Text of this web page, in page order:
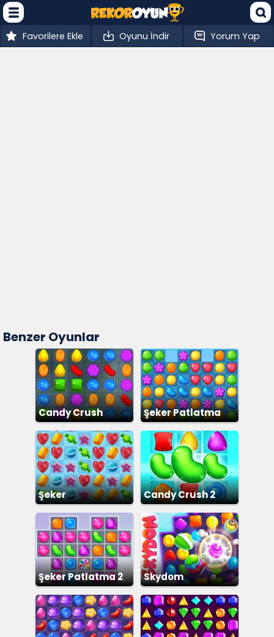
Favorilere Ekle Oyunu İndir Yorum Yap
Benzer Oyunlar
Candy Crush Şeker Patlatma
Şeker Candy Crush 2
Şeker Patlatma 2 Skydom